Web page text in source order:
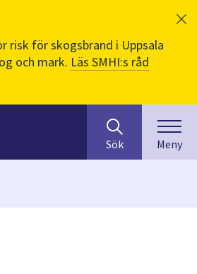
risk för skogsbrand i Uppsala
och mark. Läs SMHI:s råd
efter
innehåll
på
Sök Meny